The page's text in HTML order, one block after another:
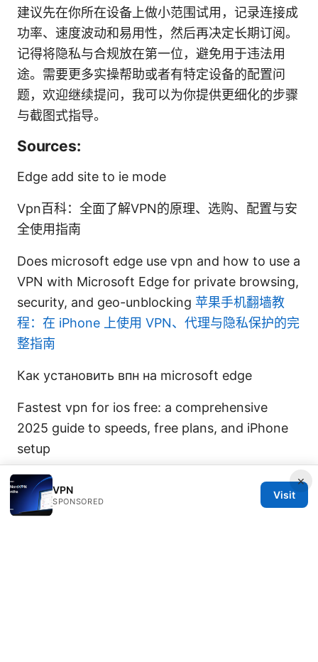
建议先在你所在设备上做小范围试用，记录连接成
功率、速度波动和易用性，然后再决定长期订阅。
记得将隐私与合规放在第一位，避免用于违法用
途。需要更多实操帮助或者有特定设备的配置问
题，欢迎继续提问，我可以为你提供更细化的步骤
与截图式指导。
Sources:
Edge add site to ie mode
Vpn百科：全面了解VPN的原理、选购、配置与安
全使用指南
Does microsoft edge use vpn and how to use a
VPN with Microsoft Edge for private browsing,
security, and geo-unblocking 苹果手机翻墙教
程：在 iPhone 上使用 VPN、代理与隐私保护的完
整指南
Как установить впн на microsoft edge
Fastest vpn for ios free: a comprehensive
2025 guide to speeds, free plans, and iPhone
setup
×
VPN
SPONSORED
Visit